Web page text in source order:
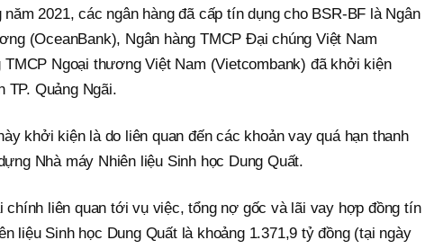
2021, các ngân hàng đã cấp tín dụng cho BSR-BF là Ngân
(OceanBank), Ngân hàng TMCP Đại chúng Việt Nam
TMCP Ngoại thương Việt Nam (Vietcombank) đã khởi kiện
TP. Quảng Ngãi.
khởi kiện là do liên quan đến các khoản vay quá hạn thanh
Nhà máy Nhiên liệu Sinh học Dung Quất.
chính liên quan tới vụ việc, tổng nợ gốc và lãi vay hợp đồng tín
liệu Sinh học Dung Quất là khoảng 1.371,9 tỷ đồng (tại ngày